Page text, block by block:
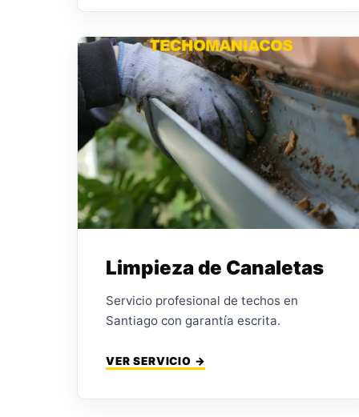
Limpieza de Canaletas
Servicio profesional de techos en
Santiago con garantía escrita.
VER SERVICIO →